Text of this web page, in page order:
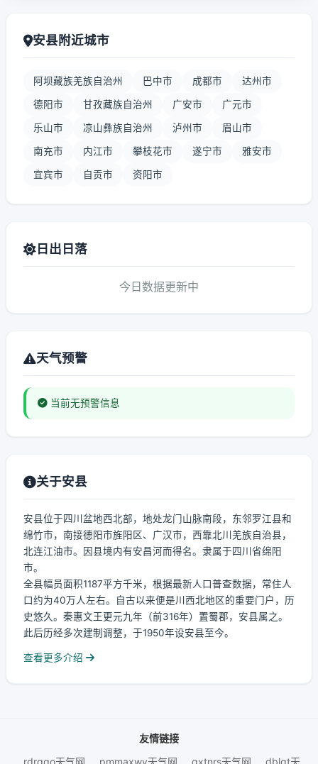
安县附近城市
阿坝藏族羌族自治州 巴中市 成都市 达州市
德阳市 甘孜藏族自治州 广安市 广元市
乐山市 凉山彝族自治州 泸州市 眉山市
南充市 内江市 攀枝花市 遂宁市 雅安市
宜宾市 自贡市 资阳市
日出日落
今日数据更新中
天气预警
当前无预警信息
关于安县
安县位于四川盆地西北部，地处龙门山脉南段，东邻罗江县和
绵竹市，南接德阳市旌阳区、广汉市，西靠北川羌族自治县，
北连江油市。因县境内有安昌河而得名。隶属于四川省绵阳
市。
全县幅员面积1187平方千米，根据最新人口普查数据，常住人
口约为40万人左右。自古以来便是川西北地区的重要门户，历
史悠久。秦惠文王更元九年（前316年）置蜀郡，安县属之。
此后历经多次建制调整，于1950年设安县至今。
查看更多介绍
友情链接
rdrqqo天气网
pmmaxwy天气网 qxtnrs天气网 dblgt天